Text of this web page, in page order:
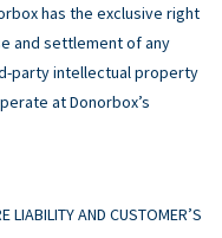
has the exclusive right
and settlement of any
party intellectual property
at Donorbox’s
LIABILITY AND CUSTOMER’S